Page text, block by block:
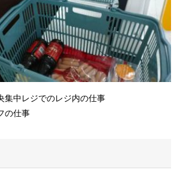
集中レジでのレジ内の仕事
の仕事